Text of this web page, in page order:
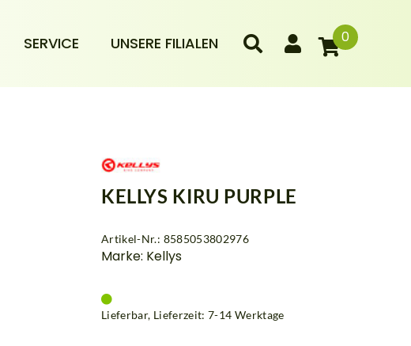
SERVICE UNSERE FILIALEN 0
KELLYS KIRU PURPLE
Artikel-Nr.: 8585053802976
Marke: Kellys
Lieferbar, Lieferzeit: 7-14 Werktage